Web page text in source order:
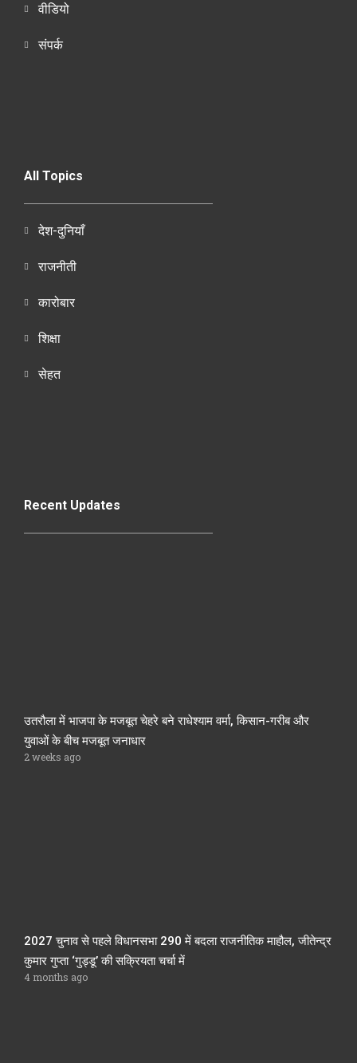
वीडियो
संपर्क
All Topics
देश-दुनियाँ
राजनीती
कारोबार
शिक्षा
सेहत
Recent Updates
उतरौला में भाजपा के मजबूत चेहरे बने राधेश्याम वर्मा, किसान-गरीब और
युवाओं के बीच मजबूत जनाधार
2 weeks ago
2027 चुनाव से पहले विधानसभा 290 में बदला राजनीतिक माहौल, जीतेन्द्र
कुमार गुप्ता ‘गुड्डू’ की सक्रियता चर्चा में
4 months ago